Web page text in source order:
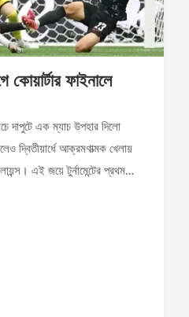
কোয়ার্টার ফাইনালে
দাপুটে এক ম্যাচ উপহার দিলো
দ্বিতীয়ার্ধে আক্রমণাত্মক খেলায়
এই জয়ে টুর্নামেন্টের প্রথম…